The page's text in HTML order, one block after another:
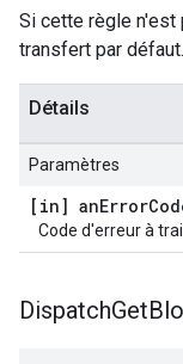
Si cette règle n'est
transfert par défaut.
Détails
Paramètres
[in] anError
Code d'erreur à
DispatchGet